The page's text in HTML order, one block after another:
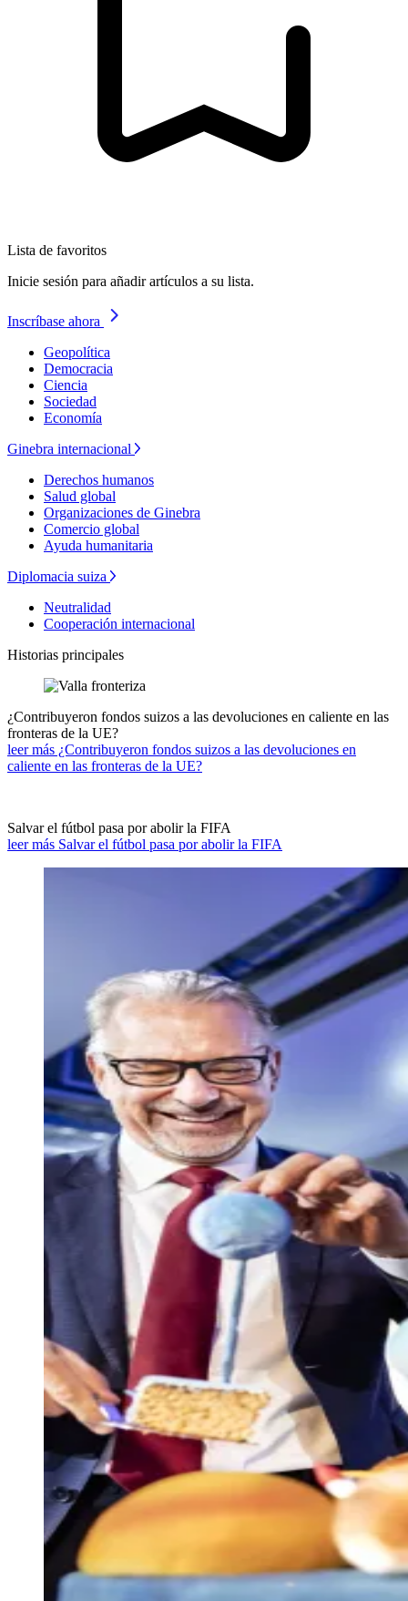
Lista de favoritos
Inicie sesión para añadir artículos a su lista.
Inscríbase ahora
Geopolítica
Democracia
Ciencia
Sociedad
Economía
Ginebra internacional
Derechos humanos
Salud global
Organizaciones de Ginebra
Comercio global
Ayuda humanitaria
Diplomacia suiza
Neutralidad
Cooperación internacional
Historias principales
¿Contribuyeron fondos suizos a las devoluciones en caliente en las
fronteras de la UE?
leer más ¿Contribuyeron fondos suizos a las devoluciones en
caliente en las fronteras de la UE?
Salvar el fútbol pasa por abolir la FIFA
leer más Salvar el fútbol pasa por abolir la FIFA